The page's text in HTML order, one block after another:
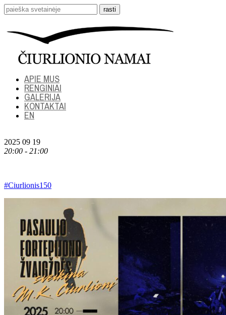
APIE MUS
RENGINIAI
GALERIJA
KONTAKTAI
EN
2025 09 19
20:00 - 21:00
#Ciurlionis150